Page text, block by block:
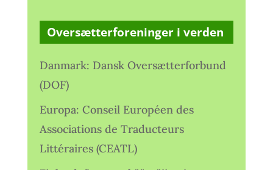
Oversætterforeninger i verden
Danmark: Dansk Oversætterforbund
(DOF)
Europa: Conseil Européen des
Associations de Traducteurs
Littéraires (CEATL)